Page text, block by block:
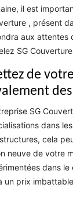
il est
, présent
aux attentes
SG
de
SG
dans
cela
neuve de votre
dans
un prix